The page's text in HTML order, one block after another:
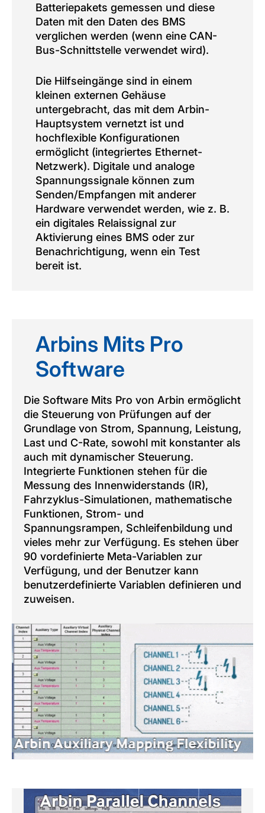
Batteriepakets gemessen und diese
Daten mit den Daten des BMS
verglichen werden (wenn eine CAN-
Bus-Schnittstelle verwendet wird).
Die Hilfseingänge sind in einem
kleinen externen Gehäuse
untergebracht, das mit dem Arbin-
Hauptsystem vernetzt ist und
hochflexible Konfigurationen
ermöglicht (integriertes Ethernet-
Netzwerk). Digitale und analoge
Spannungssignale können zum
Senden/Empfangen mit anderer
Hardware verwendet werden, wie z. B.
ein digitales Relaissignal zur
Aktivierung eines BMS oder zur
Benachrichtigung, wenn ein Test
bereit ist.
Arbins Mits Pro
Software
Die Software Mits Pro von Arbin ermöglicht
die Steuerung von Prüfungen auf der
Grundlage von Strom, Spannung, Leistung,
Last und C-Rate, sowohl mit konstanter als
auch mit dynamischer Steuerung.
Integrierte Funktionen stehen für die
Messung des Innenwiderstands (IR),
Fahrzyklus-Simulationen, mathematische
Funktionen, Strom- und
Spannungsrampen, Schleifenbildung und
vieles mehr zur Verfügung. Es stehen über
90 vordefinierte Meta-Variablen zur
Verfügung, und der Benutzer kann
benutzerdefinierte Variablen definieren und
zuweisen.